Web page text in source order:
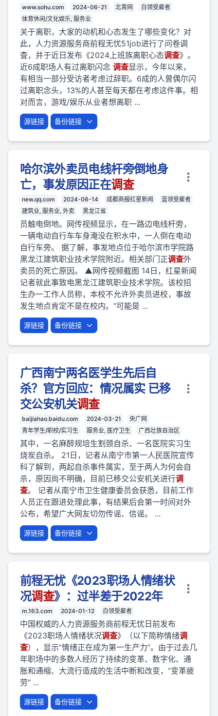
www.sohu.com 2024-06-21 北青网
白领受雇者
体育休闲/文化娱乐, 服务业
关于离职，大家的动机和心态发生了哪些变化？对
此，人力资源服务商前程无忧51job进行了问卷调
查，并于近日发布《2024上班族离职心态调查》。
近6成职场人有过离职闪念 调查显示，今年以来，
有相当一部分受访者考虑过辞职。6成的人曾偶尔闪
过离职念头，13%的人甚至每天都在考虑这件事。相
对而言，游戏/娱乐从业者想离职 ...
源链接 备份链接
哈尔滨外卖员电线杆旁倒地身
亡，事发原因正在调查
new.qq.com 2024-06-14 成都商报红星新闻
蓝领受雇者
建筑业, 服务业, 外卖
黑龙江省
员触电倒地。网传视频显示，在一路边电线杆旁，
一辆电动自行车车身淹没在积水中，一人倒在电动
自行车旁。 据了解，事发地点位于哈尔滨市学院路
黑龙江建筑职业技术学院附近。相关部门正调查外
卖员的死亡原因。 ▲网传视频截图 14日，红星新闻
记者就此事致电黑龙江建筑职业技术学院。该校招
生办一工作人员称，本校不允许外卖员进校，事故
发生地点肯定不是在校内。“可能是 ...
源链接 备份链接
广西南宁两名医学生先后自
杀？官方回应：情况属实 已移
交公安机关调查
baijiahao.baidu.com 2024-03-21
央广网
青年学生/职校/实习生
服务业, 医疗卫生 广西壮族自治区
其中，一名麻醉规培生割颈自杀、一名医院实习生
烧炭自杀。 21日，记者从南宁市第一人民医院宣传
科了解到，两起自杀事件属实，至于两人为何会自
杀，原因尚不明确，目前已移交公安机关进行调
查。 记者从南宁市卫生健康委员会获悉，目前工作
人员正在跟进处理此事，有结果后会第一时间对外
公布，希望广大网友切勿传谣、信谣。 ...
源链接 备份链接
前程无忧《2023职场人情绪状
况调查》：过半差于2022年
m.163.com 2024-01-12 白领受雇者
中国权威的人力资源服务商前程无忧日前发布
《2023职场人情绪状况调查》（以下简称情绪调
查），显示“情绪正在成为第一生产力”。由于过去几
年职场中的多数人经历了持续的变革、数字化、通
胀和通缩、大流行造成的生活中断和改变，“变革疲
劳” ...
源链接 备份链接